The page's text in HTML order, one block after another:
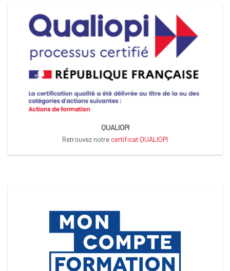
QUALIOPI
Retrouvez notre certificat QUALIOPI